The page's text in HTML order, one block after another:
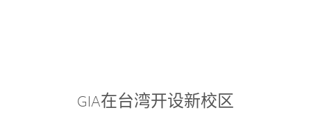
GIA在台湾开设新校区